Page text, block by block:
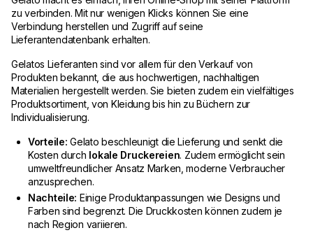
zu verbinden. Mit nur wenigen Klicks können Sie eine
Verbindung herstellen und Zugriff auf seine
Lieferantendatenbank erhalten.
Gelatos Lieferanten sind vor allem für den Verkauf von
Produkten bekannt, die aus hochwertigen, nachhaltigen
Materialien hergestellt werden. Sie bieten zudem ein vielfältiges
Produktsortiment, von Kleidung bis hin zu Büchern zur
Individualisierung.
Vorteile:Gelato beschleunigt die Lieferung und senkt die
Kosten durch lokale Druckereien. Zudem ermöglicht sein
umweltfreundlicher Ansatz Marken, moderne Verbraucher
anzusprechen.
Nachteile: Einige Produktanpassungen wie Designs und
Farben sind begrenzt. Die Druckkosten können zudem je
nach Region variieren.